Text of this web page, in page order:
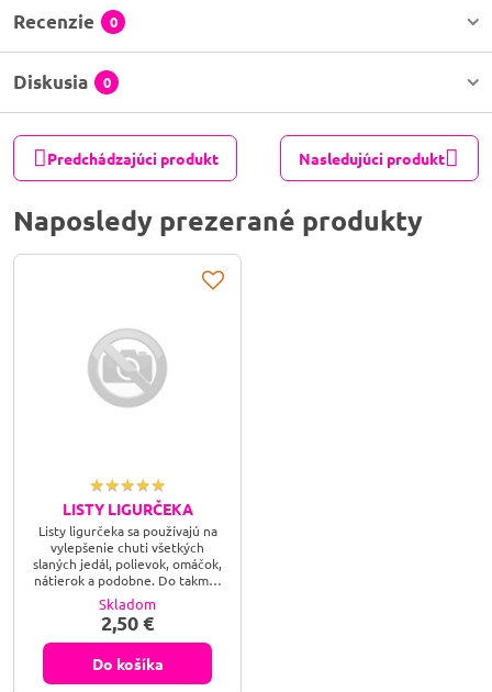
Recenzie 0
Diskusia 0
Predchádzajúci produkt Nasledujúci produkt
Naposledy prezerané produkty
LISTY LIGURČEKA
Listy ligurčeka sa používajú na
vylepšenie chuti všetkých
slaných jedál, polievok, omáčok,
nátierok a podobne. Do takmer
hotového jedla nasypeme listy
ligurčeka, ktoré môžeme vopred
podrviť v dlani.
Skladom
2,50 €
Do košíka